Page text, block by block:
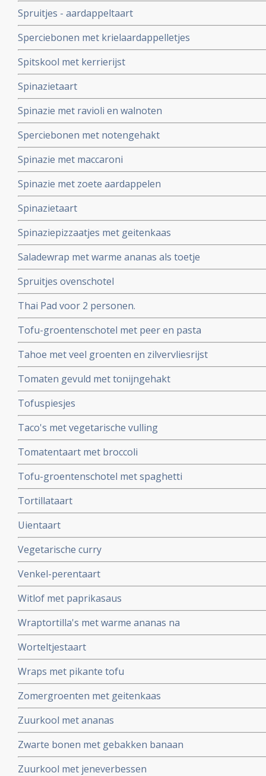
Spruitjes - aardappeltaart
Sperciebonen met krielaardappelletjes
Spitskool met kerrierijst
Spinazietaart
Spinazie met ravioli en walnoten
Sperciebonen met notengehakt
Spinazie met maccaroni
Spinazie met zoete aardappelen
Spinazietaart
Spinaziepizzaatjes met geitenkaas
Saladewrap met warme ananas als toetje
Spruitjes ovenschotel
Thai Pad voor 2 personen.
Tofu-groentenschotel met peer en pasta
Tahoe met veel groenten en zilvervliesrijst
Tomaten gevuld met tonijngehakt
Tofuspiesjes
Taco's met vegetarische vulling
Tomatentaart met broccoli
Tofu-groentenschotel met spaghetti
Tortillataart
Uientaart
Vegetarische curry
Venkel-perentaart
Witlof met paprikasaus
Wraptortilla's met warme ananas na
Worteltjestaart
Wraps met pikante tofu
Zomergroenten met geitenkaas
Zuurkool met ananas
Zwarte bonen met gebakken banaan
Zuurkool met jeneverbessen